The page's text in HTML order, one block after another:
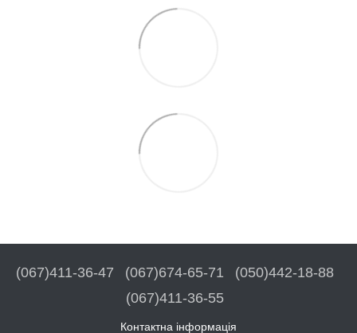
(067)411-36-47 (067)674-65-71
(050)442-18-88
(067)411-36-55
Контактна інформація